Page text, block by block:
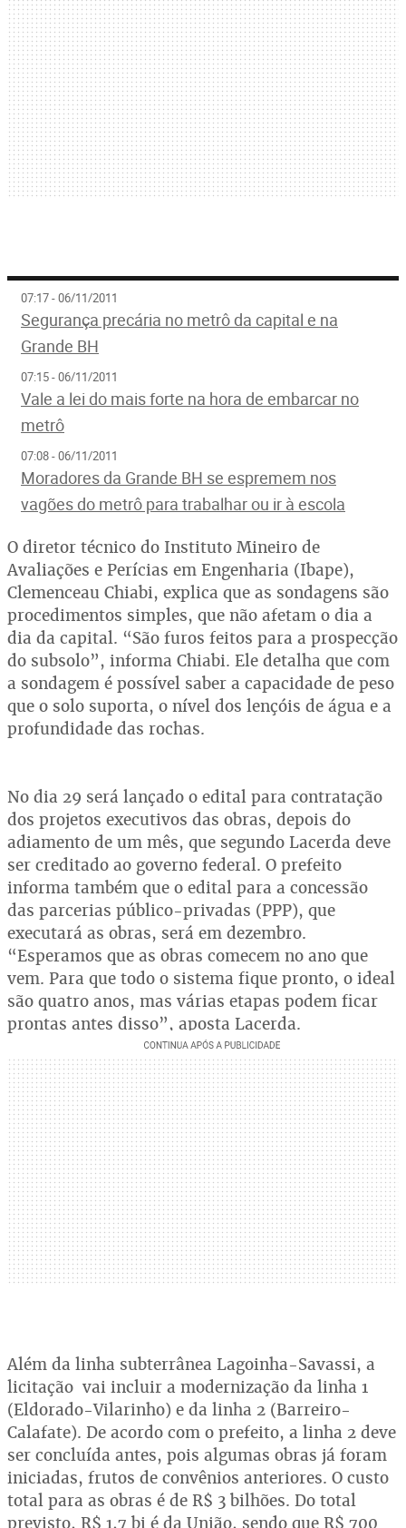
07:17 - 06/11/2011
Segurança precária no metrô da capital e na
Grande BH
07:15 - 06/11/2011
Vale a lei do mais forte na hora de embarcar no
metrô
07:08 - 06/11/2011
Moradores da Grande BH se espremem nos
vagões do metrô para trabalhar ou ir à escola
O diretor técnico do Instituto Mineiro de
Avaliações e Perícias em Engenharia (Ibape),
Clemenceau Chiabi, explica que as sondagens são
procedimentos simples, que não afetam o dia a
dia da capital. “São furos feitos para a prospecção
do subsolo”, informa Chiabi. Ele detalha que com
a sondagem é possível saber a capacidade de peso
que o solo suporta, o nível dos lençóis de água e a
profundidade das rochas.
No dia 29 será lançado o edital para contratação
dos projetos executivos das obras, depois do
adiamento de um mês, que segundo Lacerda deve
ser creditado ao governo federal. O prefeito
informa também que o edital para a concessão
das parcerias público-privadas (PPP), que
executará as obras, será em dezembro.
“Esperamos que as obras comecem no ano que
vem. Para que todo o sistema fique pronto, o ideal
são quatro anos, mas várias etapas podem ficar
prontas antes disso”, aposta Lacerda.
Além da linha subterrânea Lagoinha-Savassi, a
licitação vai incluir a modernização da linha 1
(Eldorado-Vilarinho) e da linha 2 (Barreiro-
Calafate). De acordo com o prefeito, a linha 2 deve
ser concluída antes, pois algumas obras já foram
iniciadas, frutos de convênios anteriores. O custo
total para as obras é de R$ 3 bilhões. Do total
previsto, R$ 1,7 bi é da União, sendo que R$ 700